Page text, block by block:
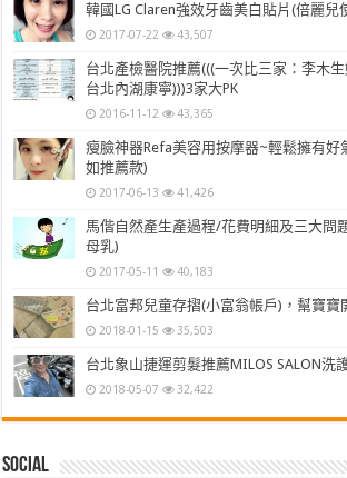
韓國LG Claren強效牙齒美白貼片(倍麗兒
2017-07-22 43,507
台北產檢醫院推薦(((一次比三家：李木
台北內湖康寧)))3家大PK
2016-11-12 43,365
瘦臉神器Refa美容用按摩器~輕鬆擁有好
如推薦款)
2017-06-13 41,426
馬偕自然產生產過程/花費明細及三大問
母乳)
2017-05-11 40,183
台北富邦兒童存摺(小富翁帳戶)，幫寶寶
2018-01-15 35,503
台北象山捷運剪髮推薦MILOS SALON洗
2018-05-07 32,422
Social